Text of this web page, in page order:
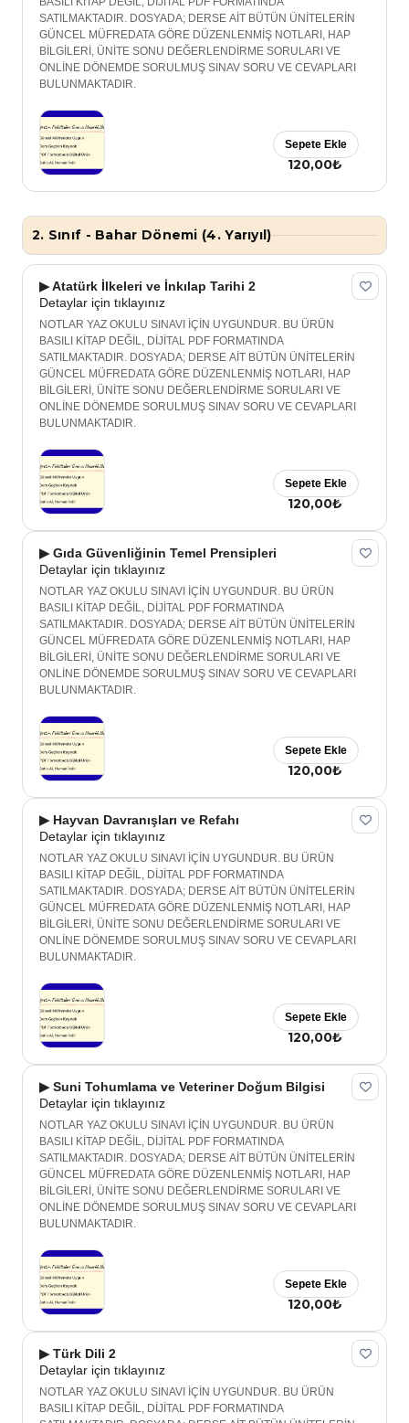
SATILMAKTADIR. DOSYADA; DERSE AİT BÜTÜN ÜNİTELERİN
GÜNCEL MÜFREDATA GÖRE DÜZENLENMİŞ NOTLARI, HAP
BİLGİLERİ, ÜNİTE SONU DEĞERLENDİRME SORULARI VE
ONLİNE DÖNEMDE SORULMUŞ SINAV SORU VE CEVAPLARI
BULUNMAKTADIR.
120,00₺
Sepete Ekle
2. Sınıf - Bahar Dönemi (4. Yarıyıl)
▶ Atatürk İlkeleri ve İnkılap Tarihi 2
Detaylar için tıklayınız
NOTLAR YAZ OKULU SINAVI İÇİN UYGUNDUR. BU ÜRÜN
BASILI KİTAP DEĞİL, DİJİTAL PDF FORMATINDA
SATILMAKTADIR. DOSYADA; DERSE AİT BÜTÜN ÜNİTELERİN
GÜNCEL MÜFREDATA GÖRE DÜZENLENMİŞ NOTLARI, HAP
BİLGİLERİ, ÜNİTE SONU DEĞERLENDİRME SORULARI VE
ONLİNE DÖNEMDE SORULMUŞ SINAV SORU VE CEVAPLARI
BULUNMAKTADIR.
120,00₺
Sepete Ekle
▶ Gıda Güvenliğinin Temel Prensipleri
Detaylar için tıklayınız
NOTLAR YAZ OKULU SINAVI İÇİN UYGUNDUR. BU ÜRÜN
BASILI KİTAP DEĞİL, DİJİTAL PDF FORMATINDA
SATILMAKTADIR. DOSYADA; DERSE AİT BÜTÜN ÜNİTELERİN
GÜNCEL MÜFREDATA GÖRE DÜZENLENMİŞ NOTLARI, HAP
BİLGİLERİ, ÜNİTE SONU DEĞERLENDİRME SORULARI VE
ONLİNE DÖNEMDE SORULMUŞ SINAV SORU VE CEVAPLARI
BULUNMAKTADIR.
120,00₺
Sepete Ekle
▶ Hayvan Davranışları ve Refahı
Detaylar için tıklayınız
NOTLAR YAZ OKULU SINAVI İÇİN UYGUNDUR. BU ÜRÜN
BASILI KİTAP DEĞİL, DİJİTAL PDF FORMATINDA
SATILMAKTADIR. DOSYADA; DERSE AİT BÜTÜN ÜNİTELERİN
GÜNCEL MÜFREDATA GÖRE DÜZENLENMİŞ NOTLARI, HAP
BİLGİLERİ, ÜNİTE SONU DEĞERLENDİRME SORULARI VE
ONLİNE DÖNEMDE SORULMUŞ SINAV SORU VE CEVAPLARI
BULUNMAKTADIR.
120,00₺
Sepete Ekle
▶ Suni Tohumlama ve Veteriner Doğum Bilgisi
Detaylar için tıklayınız
NOTLAR YAZ OKULU SINAVI İÇİN UYGUNDUR. BU ÜRÜN
BASILI KİTAP DEĞİL, DİJİTAL PDF FORMATINDA
SATILMAKTADIR. DOSYADA; DERSE AİT BÜTÜN ÜNİTELERİN
GÜNCEL MÜFREDATA GÖRE DÜZENLENMİŞ NOTLARI, HAP
BİLGİLERİ, ÜNİTE SONU DEĞERLENDİRME SORULARI VE
ONLİNE DÖNEMDE SORULMUŞ SINAV SORU VE CEVAPLARI
BULUNMAKTADIR.
120,00₺
Sepete Ekle
▶ Türk Dili 2
Detaylar için tıklayınız
NOTLAR YAZ OKULU SINAVI İÇİN UYGUNDUR. BU ÜRÜN
BASILI KİTAP DEĞİL, DİJİTAL PDF FORMATINDA